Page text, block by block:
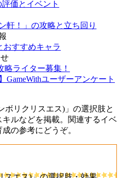
価とイベント
軒！」の攻略と立ち回り
おすすめキャラ
ライター募集！
GameWithユーザーアンケート
ボリクリスエス)」の選択肢と
ルなどを掲載。関連するイベ
の参考にどうぞ。